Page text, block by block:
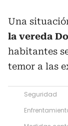
Una
la vereda
habitantes
temor a las
Seguridad